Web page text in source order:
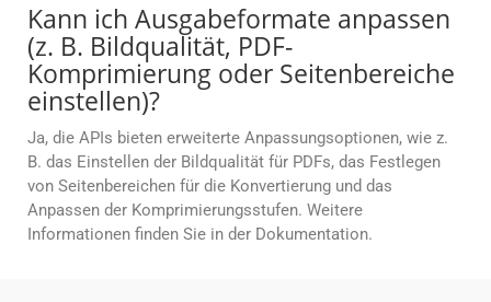
Kann ich Ausgabeformate anpassen
(z. B. Bildqualität, PDF-
Komprimierung oder Seitenbereiche
einstellen)?
Ja, die APIs bieten erweiterte Anpassungsoptionen, wie z.
B. das Einstellen der Bildqualität für PDFs, das Festlegen
von Seitenbereichen für die Konvertierung und das
Anpassen der Komprimierungsstufen. Weitere
Informationen finden Sie in der Dokumentation.